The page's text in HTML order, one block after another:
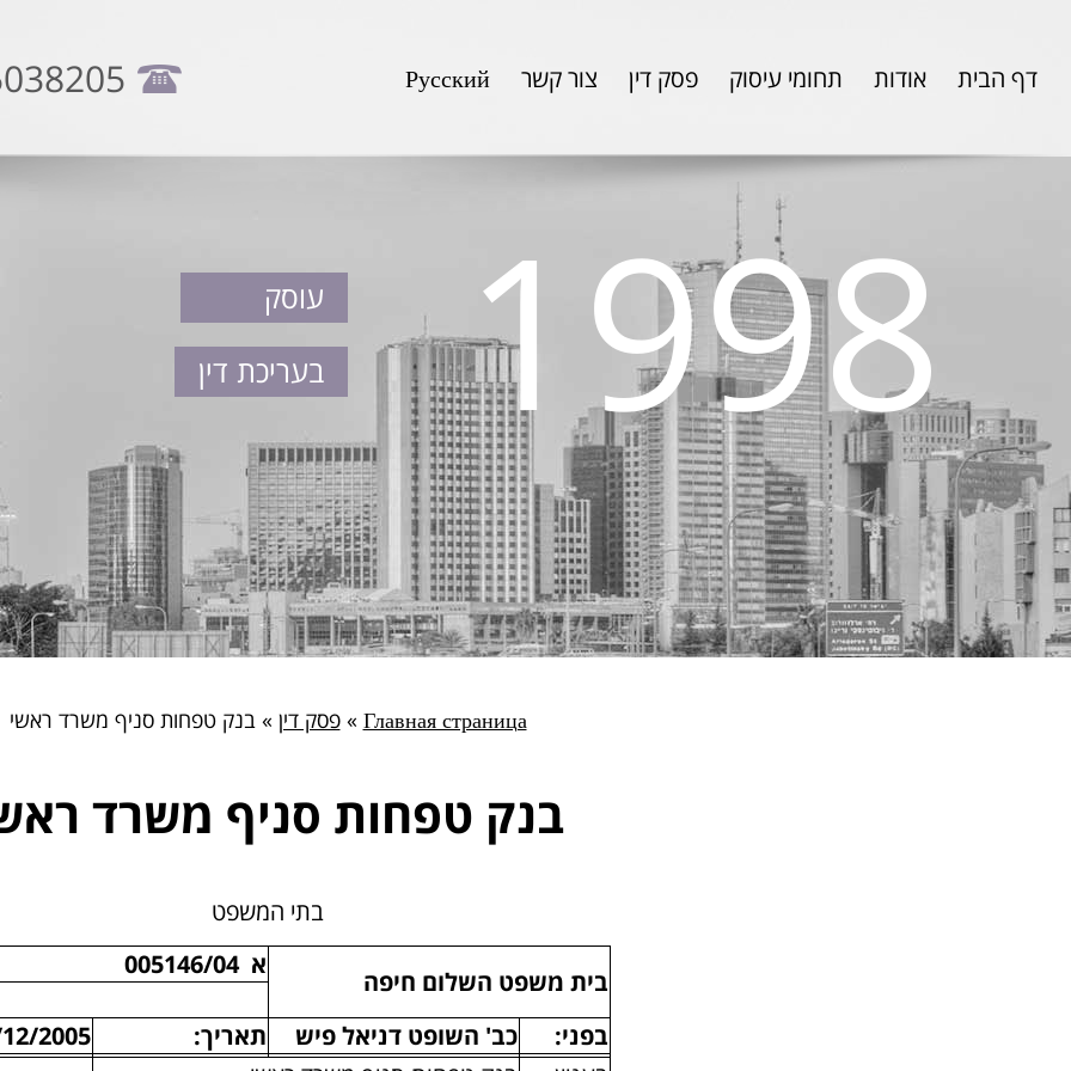
דף הבית אודות תחומי עיסוק פסק דין צור קשר Русский
1998
עוסק
בעריכת דין
Главная страница
»פסק דין »בנק טפחות סניף משרד ראשי
בנק טפחות סניף משרד
בתי המשפט
בית משפט השלום חיפה
א 005146/04
בפני: כב' השופט דניאל פיש תאריך:
2005